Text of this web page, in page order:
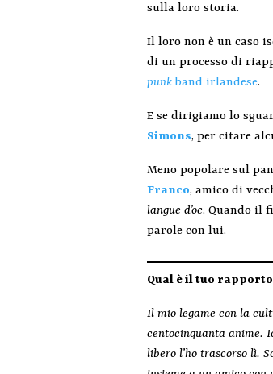
sulla loro storia.
Il loro non è un caso
di un processo di
punk band irlandese.
E se dirigiamo lo
Simons, per citare
Meno popolare sul
Franco, amico di
langue d’oc. Quando il
parole con lui.
Qual è il tuo
Il mio legame con la
centocinquanta anime.
libero l’ho trascorso lì.